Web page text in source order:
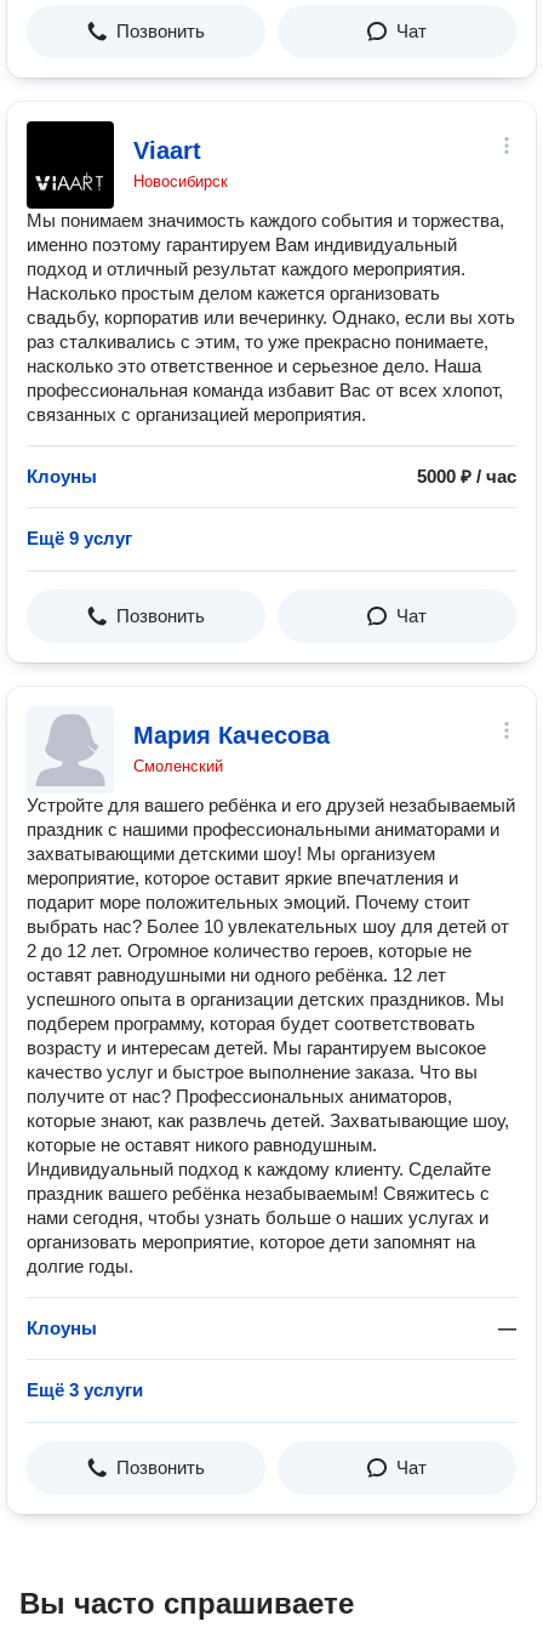
Позвонить Чат
Viaart
Новосибирск
Мы понимаем значимость каждого события и торжества,
именно поэтому гарантируем Вам индивидуальный
подход и отличный результат каждого мероприятия.
Насколько простым делом кажется организовать
свадьбу, корпоратив или вечеринку. Однако, если вы хоть
раз сталкивались с этим, то уже прекрасно понимаете,
насколько это ответственное и серьезное дело. Наша
профессиональная команда избавит Вас от всех хлопот,
связанных с организацией мероприятия.
Клоуны 5000 ₽ / час
Ещё 9 услуг
Позвонить Чат
Мария Качесова
Смоленский
Устройте для вашего ребёнка и его друзей незабываемый
праздник с нашими профессиональными аниматорами и
захватывающими детскими шоу! Мы организуем
мероприятие, которое оставит яркие впечатления и
подарит море положительных эмоций. Почему стоит
выбрать нас? Более 10 увлекательных шоу для детей от
2 до 12 лет. Огромное количество героев, которые не
оставят равнодушными ни одного ребёнка. 12 лет
успешного опыта в организации детских праздников. Мы
подберем программу, которая будет соответствовать
возрасту и интересам детей. Мы гарантируем высокое
качество услуг и быстрое выполнение заказа. Что вы
получите от нас? Профессиональных аниматоров,
которые знают, как развлечь детей. Захватывающие шоу,
которые не оставят никого равнодушным.
Индивидуальный подход к каждому клиенту. Сделайте
праздник вашего ребёнка незабываемым! Свяжитесь с
нами сегодня, чтобы узнать больше о наших услугах и
организовать мероприятие, которое дети запомнят на
долгие годы.
Клоуны —
Ещё 3 услуги
Позвонить Чат
Вы часто спрашиваете